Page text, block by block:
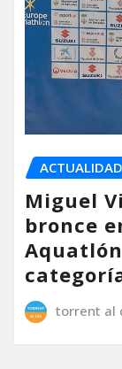
ACTUALIDAD
Miguel
bronce
torrent al